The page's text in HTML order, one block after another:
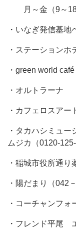
月～金（9～
・いなぎ発信基地
・ステーションホ
・green world
・オルトラーナ
・カフェロスアー
・タカハシミュ
ムジカ（0120-125-
・稲城市役所通
・陽だまり（042
・コーチャンフ
・フレンド平尾